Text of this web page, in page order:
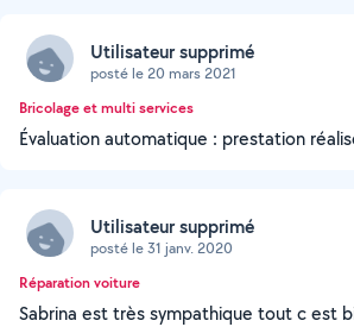
Utilisateur supprimé
posté le 20 mars 2021
Bricolage et multi services
Évaluation automatique : prestation
Utilisateur supprimé
posté le 31 janv. 2020
Réparation voiture
Sabrina est très sympathique tout c est